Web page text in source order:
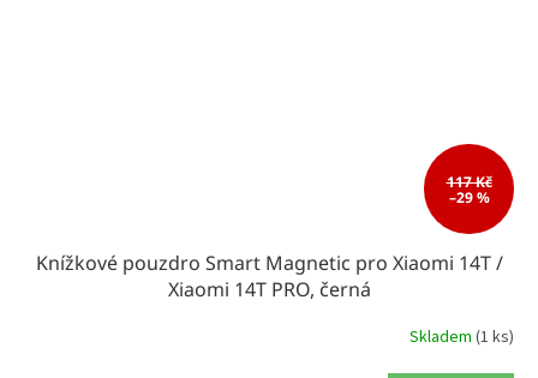
117 Kč
–29 %
Knížkové pouzdro Smart Magnetic pro Xiaomi 14T /
Xiaomi 14T PRO, černá
Skladem (1 ks)